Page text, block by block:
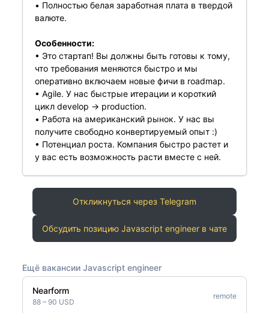
• Полностью белая заработная плата в твердой
валюте.
Особенности:
• Это стартап! Вы должны быть готовы к тому,
что требования меняются быстро и мы
оперативно включаем новые фичи в roadmap.
• Agile. У нас быстрые итерации и короткий
цикл develop -> production.
• Работа на американский рынок. У нас вы
получите свободно конвертируемый опыт :)
• Потенциал роста. Компания быстро растет и
у вас есть возможность расти вместе с ней.
Откликнуться через Telegram
Обсудить позицию Javascript engineer в чате
Ещё вакансии Javascript engineer
Nearform
88 – 90 USD
remote